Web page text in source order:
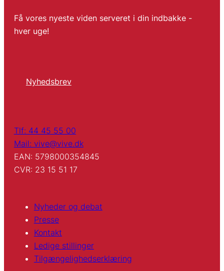
Få vores nyeste viden serveret i din indbakke -
hver uge!
Nyhedsbrev
Tlf: 44 45 55 00
Mail: vive@vive.dk
EAN: 5798000354845
CVR: 23 15 51 17
Nyheder og debat
Presse
Kontakt
Ledige stillinger
Tilgængelighedserklæring